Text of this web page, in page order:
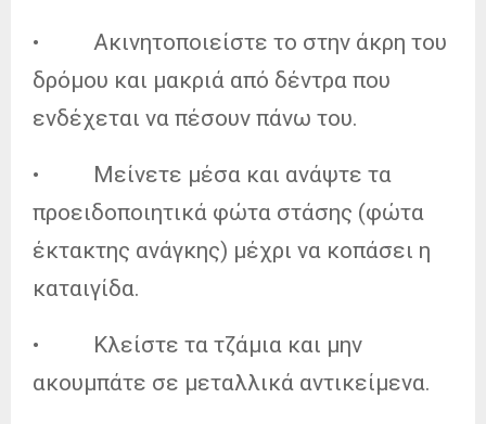
• Ακινητοποιείστε το στην άκρη του
δρόμου και μακριά από δέντρα που
ενδέχεται να πέσουν πάνω του.
• Μείνετε μέσα και ανάψτε τα
προειδοποιητικά φώτα στάσης (φώτα
έκτακτης ανάγκης) μέχρι να κοπάσει η
καταιγίδα.
• Κλείστε τα τζάμια και μην
ακουμπάτε σε μεταλλικά αντικείμενα.